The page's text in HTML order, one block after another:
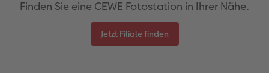
Finden Sie eine CEWE Fotostation in Ihrer Nähe.
Jetzt Filiale finden